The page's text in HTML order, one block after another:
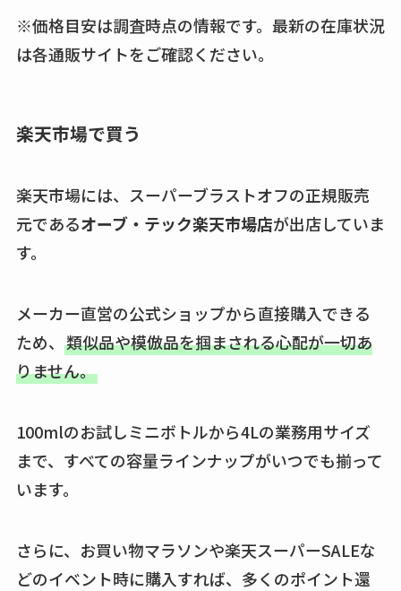
理由はなぜ？売って
ない？売ってる場所
は？代わりの代用品
は？おすすめや効果
も調査
※価格目安は調査時点の情報です。最新の在庫状況
は各通販サイトをご確認ください。
楽天市場で買う
楽天市場には、スーパーブラストオフの正規販売
元であるオーブ・テック楽天市場店が出店していま
す。
メーカー直営の公式ショップから直接購入できる
ため、 類似品や模倣品を掴まされる心配が一切あ
りません。
100mlのお試しミニボトルから4Lの業務用サイズ
まで、すべての容量ラインナップがいつでも揃って
います。
さらに、お買い物マラソンや楽天スーパーSALEな
どのイベント時に購入すれば、多くのポイント還